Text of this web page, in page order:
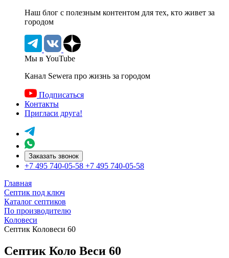
Наш блог c полезным контентом для тех, кто живет за
городом
Мы в YouTube
Канал Sewera про жизнь за городом
Подписаться
Контакты
Пригласи друга!
Заказать звонок
+7 495 740-05-58 +7 495 740-05-58
Главная
Септик под ключ
Каталог септиков
По производителю
Коловеси
Септик Коловеси 60
Септик Коло Веси 60